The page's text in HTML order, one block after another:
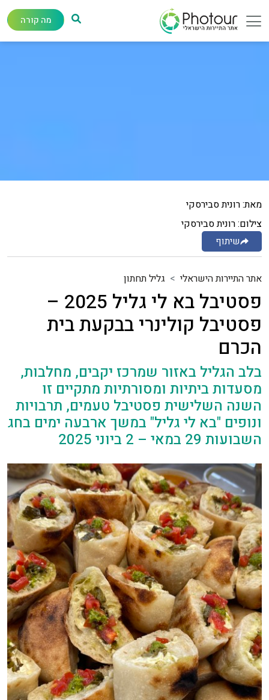
מה קורה
מאת: רונית סבירסקי
צילום: רונית סבירסקי
שיתוף
אתר התיירות הישראלי גליל תחתון
פסטיבל בא לי גליל 2025 –
פסטיבל קולינרי בבקעת בית
הכרם
בלב הגליל באזור שמרכז יקבים, מחלבות,
מסעדות ביתיות ומסורתיות מתקיים זו
השנה השלישית פסטיבל טעמים, תרבויות
ונופים "בא לי גליל" במשך ארבעה ימים בחג
השבועות 29 במאי – 2 ביוני 2025